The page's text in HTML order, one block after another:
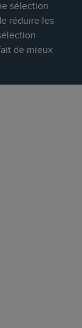
sélection
réduire les
de mieux